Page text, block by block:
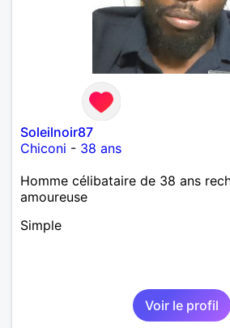
Soleilnoir87
Chiconi - 38 ans
Homme célibataire de 38 ans
amoureuse
Simple
Voir le profil